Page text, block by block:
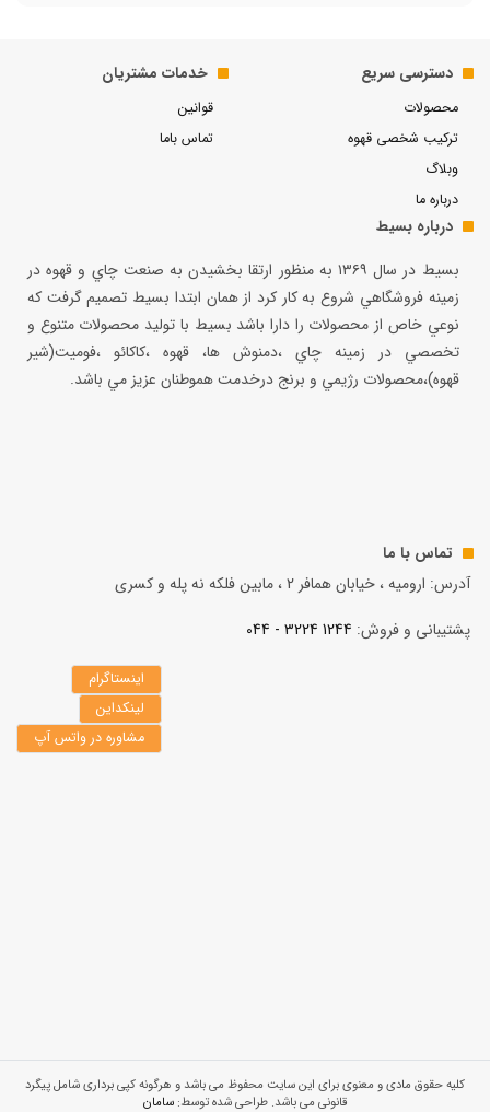
دسترسی سریع
محصولات
ترکیب شخصی قهوه
وبلاگ
درباره ما
خدمات مشتریان
قوانین
تماس باما
درباره بسیط
بسيط در سال ۱۳۶۹ به منظور ارتقا بخشيدن به صنعت چاي و قهوه در
زمينه فروشگاهي شروع به كار كرد از همان ابتدا بسيط تصميم گرفت كه
نوعي خاص از محصولات را دارا باشد بسيط با توليد محصولات متنوع و
تخصصي در زمينه چاي ،دمنوش ها، قهوه ،كاكائو ،فوميت(شير
قهوه)،محصولات رژيمي و برنج درخدمت هموطنان عزيز مي باشد.
تماس با ما
آدرس: ارومیه ، خیابان همافر 2 ، مابين فلكه نه پله و کسری
پشتیبانی و فروش: 1244 3224 - 044
اینستاگرام
لینکداین
مشاوره در واتس آپ
کلیه حقوق مادی و معنوی برای این سایت محفوظ می باشد و هرگونه کپی برداری شامل پیگرد
قانونی می باشد. طراحی شده توسط:سامان